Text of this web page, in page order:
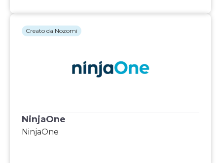
NinjaOne
NinjaOne
Creato da Nozomi